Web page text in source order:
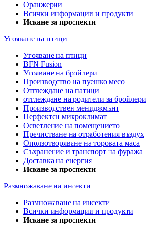
Оранжерии
Всички информации и продукти
Искане за проспекти
Угояване на птици
Угояване на птици
BFN Fusion
Угояване на бройлери
Производство на пуешко месо
Отглеждане на патици
отглеждане на родители за бройлери
Производствен мениджмънт
Перфектен микроклимат
Осветление на помещението
Пречистване на отработения въздух
Оползотворяване на торовата маса
Съхранение и транспорт на фуража
Доставка на енергия
Искане за проспекти
Размножаване на инсекти
Размножаване на инсекти
Всички информации и продукти
Искане за проспекти